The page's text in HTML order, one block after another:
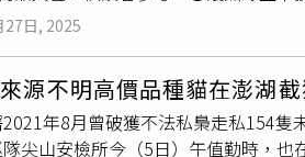
凡殉職的警察、義勇警察、民防人
設施，新制於7月1日起正式上路。●
內的家貓，且外出時使用箱籠裝載，
病疫苗。
1日起放寬適用對象，在台有戶籍的
更者，便可利用自然人憑證，點進「
或外交部中部、南部、東部、雲嘉
表處馬尼拉經濟文化辦事處公告，
期滿不能延期，且不得改換其他簽證
27日, 2025
源不明高價品種貓在澎湖
年8月曾破獲不法私梟走私154
尖山安檢所今（5日）午值勤時，